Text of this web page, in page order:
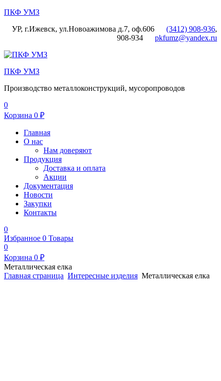
ПКФ УМЗ
УР, г.Ижевск, ул.Новоажимова д.7, оф.606
(3412) 908-936,
908-934
pkfumz@yandex.ru
Меню
ПКФ УМЗ
Производство металлоконструкций, мусоропроводов
0
Корзина 0 ₽
Главная
О нас
Нам доверяют
Продукция
Доставка и оплата
Акции
Документация
Новости
Закупки
Контакты
0
Избранное 0 Товары
0
Корзина 0 ₽
Металлическая елка
Главная страница Интересные изделия Металлическая елка